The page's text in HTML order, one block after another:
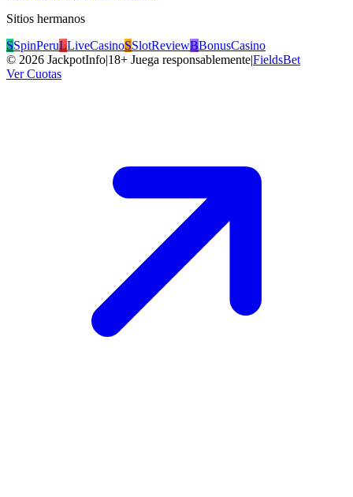
Sitios hermanos
SSpinPeruLLiveCasinoSSlotReviewBBonusCasino
© 2026 JackpotInfo|18+ Juega responsablemente|FieldsBet
Ver Cuotas